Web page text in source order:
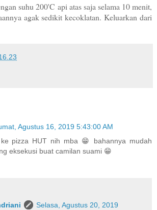
suhu 200'C api atas saja selama 10 menit,
agak sedikit kecoklatan. Keluarkan dari
Agustus 16, 2019 5:43:00 AM
pizza HUT nih mba 😁 bahannya mudah
eksekusi buat camilan suami 😁
Selasa, Agustus 20, 2019